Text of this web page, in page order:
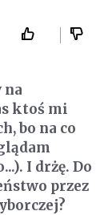
na
ktoś mi
bo na co
I drżę. Do
przez